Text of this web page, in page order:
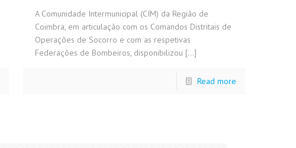
A Comunidade Intermunicipal (CIM) da Região de
Coimbra, em articulação com os Comandos Distritais de
Operações de Socorro e com as respetivas
Federações de Bombeiros, disponibilizou […]
Read more